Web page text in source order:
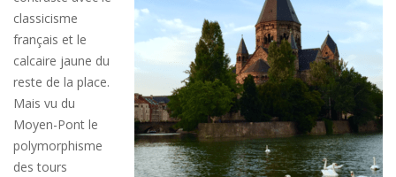
classicisme
français et le
calcaire jaune du
reste de la place.
Mais vu du
Moyen-Pont le
polymorphisme
des tours